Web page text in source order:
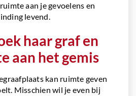
aan je gevoelens en
levend.
haar graf en
aan het gemis
kan ruimte geven
Misschien wil je even bij